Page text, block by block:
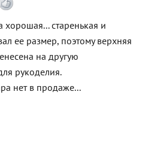
старенькая и
ее размер, поэтому верхняя
на другую
рукоделия.
нет в продаже...